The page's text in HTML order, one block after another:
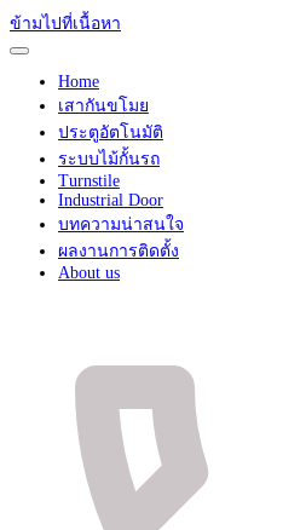
ข้ามไปที่เนื้อหา
Home
เสากันขโมย
ประตูอัตโนมัติ
ระบบไม้กั้นรถ
Turnstile
Industrial Door
บทความน่าสนใจ
ผลงานการติดตั้ง
About us